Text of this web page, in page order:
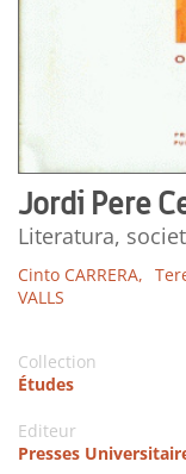
Jordi Pere
Literatura,
Cinto CARRERA,
VALLS
Collection
Études
Editeur
Presses